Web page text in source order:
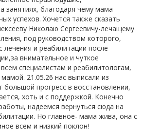
занятиях, благодаря чему мама
успехов. Хочется также сказать
Николаю Сергеевичу-лечащему
под руководством которого,
лечения и реабилитации после
внимательное и чуткое
специалистам и реабилитологам,
21.05.26 нас выписали из
большой прогресс в восстановлении,
хоть и с поддержкой. Конечно
надеемся вернуться сюда на
Но главное- мама жива, она с
всем и низкий поклон!